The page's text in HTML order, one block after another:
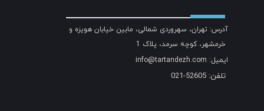
آدرس: تهران، سهروردی شمالی، مابین خیابان هویزه و
خرمشهر، کوچه سرمد، پلاک 1
ایمیل: info@tartandezh.com
تلفن: 52605-021